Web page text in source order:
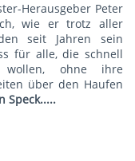
Herausgeber Peter
wie er trotz aller
seit Jahren sein
für alle, die schnell
ohne ihre
über den Haufen
Speck.....